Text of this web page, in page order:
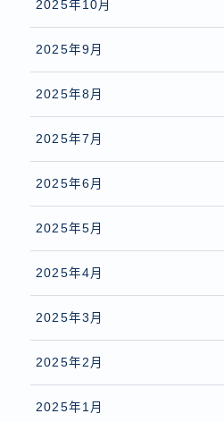
2025年10月
2025年9月
2025年8月
2025年7月
2025年6月
2025年5月
2025年4月
2025年3月
2025年2月
2025年1月